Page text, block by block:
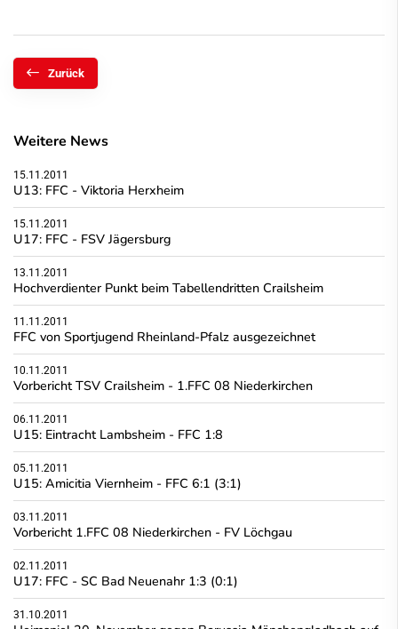
Zurück
Weitere News
15.11.2011
U13: FFC - Viktoria Herxheim
15.11.2011
U17: FFC - FSV Jägersburg
13.11.2011
Hochverdienter Punkt beim Tabellendritten Crailsheim
11.11.2011
FFC von Sportjugend Rheinland-Pfalz ausgezeichnet
10.11.2011
Vorbericht TSV Crailsheim - 1.FFC 08 Niederkirchen
06.11.2011
U15: Eintracht Lambsheim - FFC 1:8
05.11.2011
U15: Amicitia Viernheim - FFC 6:1 (3:1)
03.11.2011
Vorbericht 1.FFC 08 Niederkirchen - FV Löchgau
02.11.2011
U17: FFC - SC Bad Neuenahr 1:3 (0:1)
31.10.2011